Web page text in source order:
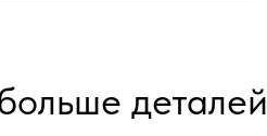
деталей